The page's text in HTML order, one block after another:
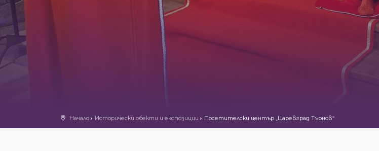
Начало Исторически обекти и експозиции Посетителски център „Царевград Търнов“